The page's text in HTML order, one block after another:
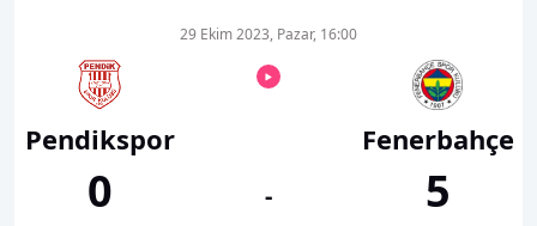
Pendikspor
0
29 Ekim 2023, Pazar, 16:00
-
Fenerbahçe
5